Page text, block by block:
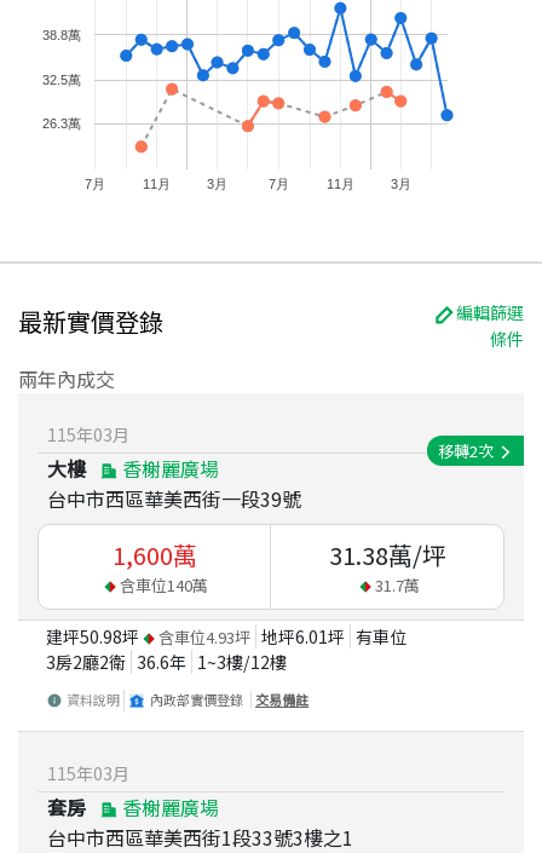
7月 11月 3月 7月 11月 3月
26.3萬
32.5萬
38.8萬
最新實價登錄
編輯篩選
條件
兩年內成交
115年03月
大樓
香榭麗廣場
台中市西區華美西街一段39號
移轉2次
1,600萬
含車位140萬
31.38萬/坪
31.7萬
建坪50.98坪 含車位4.93坪 地坪6.01坪 有車位
3房2廳2衛 36.6年 1~3樓/12樓
資料說明 內政部實價登錄 交易備註
115年03月
套房
香榭麗廣場
台中市西區華美西街1段33號3樓之1